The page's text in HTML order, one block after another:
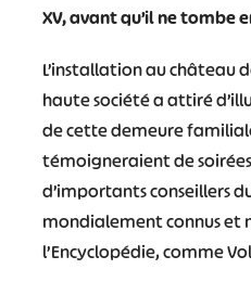
XV, avant qu’il ne tombe
L’installation au château
haute société a attiré
de cette demeure
témoigneraient de
d’importants conseillers
mondialement connus et
l’Encyclopédie, comme